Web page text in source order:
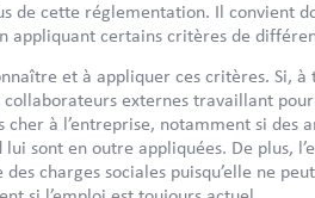
de cette réglementation. Il convient
appliquant certains critères de
et à appliquer ces critères. Si, à
externes travaillant
à l’entreprise, notamment si des
sont en outre appliquées. De plus,
charges sociales puisqu’elle ne